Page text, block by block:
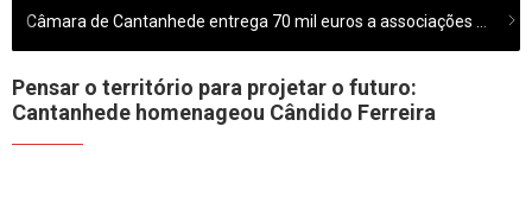
Pensar o território para projetar o futuro:
Cantanhede homenageou Cândido Ferreira